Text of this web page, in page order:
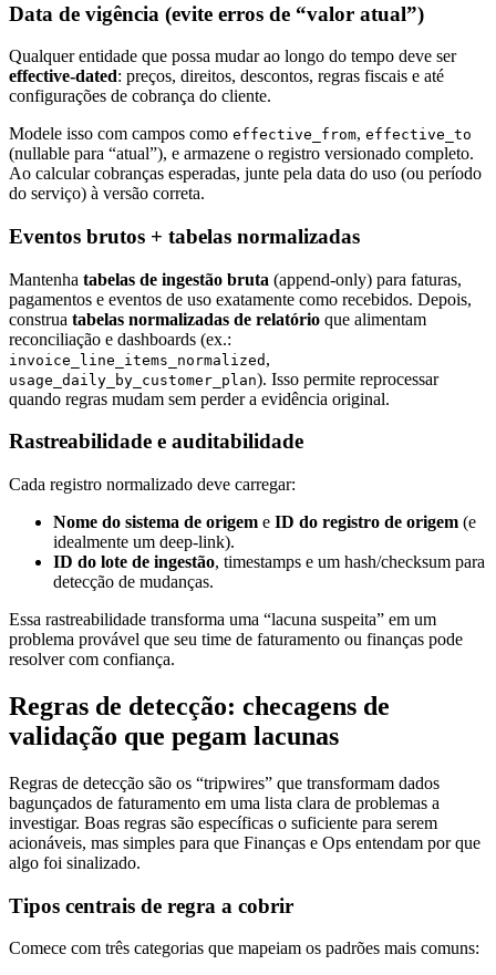
Data de vigência (evite erros de “valor atual”)
Qualquer entidade que possa mudar ao longo do tempo deve ser
effective-dated: preços, direitos, descontos, regras fiscais e até
configurações de cobrança do cliente.
Modele isso com campos como effective_from, effective_to
(nullable para “atual”), e armazene o registro versionado completo.
Ao calcular cobranças esperadas, junte pela data do uso (ou período
do serviço) à versão correta.
Eventos brutos + tabelas normalizadas
Mantenha tabelas de ingestão bruta (append-only) para faturas,
pagamentos e eventos de uso exatamente como recebidos. Depois,
construa tabelas normalizadas de relatório que alimentam
reconciliação e dashboards (ex.:
invoice_line_items_normalized ,
usage_daily_by_customer_plan). Isso permite reprocessar
quando regras mudam sem perder a evidência original.
Rastreabilidade e auditabilidade
Cada registro normalizado deve carregar:
Nome do sistema de origem e ID do registro de origem (e
idealmente um deep-link).
ID do lote de ingestão, timestamps e um hash/checksum para
detecção de mudanças.
Essa rastreabilidade transforma uma “lacuna suspeita” em um
problema provável que seu time de faturamento ou finanças pode
resolver com confiança.
Regras de detecção: checagens de
validação que pegam lacunas
Regras de detecção são os “tripwires” que transformam dados
bagunçados de faturamento em uma lista clara de problemas a
investigar. Boas regras são específicas o suficiente para serem
acionáveis, mas simples para que Finanças e Ops entendam por que
algo foi sinalizado.
Tipos centrais de regra a cobrir
Comece com três categorias que mapeiam os padrões mais comuns: